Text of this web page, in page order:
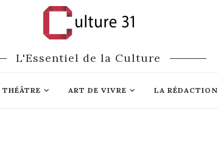
L'Essentiel de la Culture
THÉÂTRE ART DE VIVRE LA RÉDACTION